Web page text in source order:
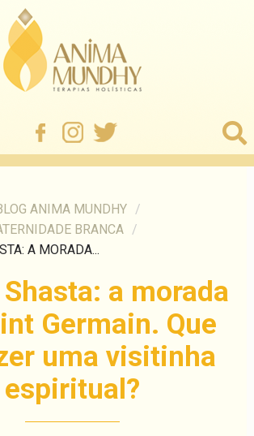
ANIMA MUNDHY /
BRANCA /
A MORADA...
a morada
Germain. Que
uma visitinha
espiritual?